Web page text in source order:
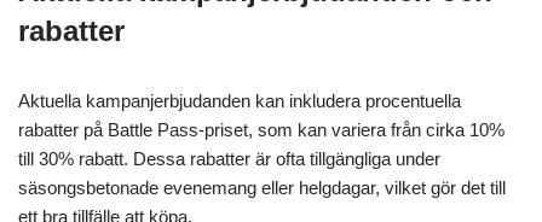
rabatter
Aktuella kampanjerbjudanden kan inkludera procentuella
rabatter på Battle Pass-priset, som kan variera från cirka 10%
till 30% rabatt. Dessa rabatter är ofta tillgängliga under
säsongsbetonade evenemang eller helgdagar, vilket gör det till
ett bra tillfälle att köpa.